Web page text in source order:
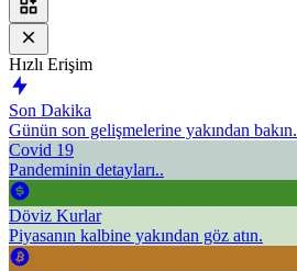
Hızlı Erişim
Son Dakika
Günün son gelişmelerine yakından bakın.
Covid 19
Pandeminin detayları..
Döviz Kurlar
Piyasanın kalbine yakından göz atın.